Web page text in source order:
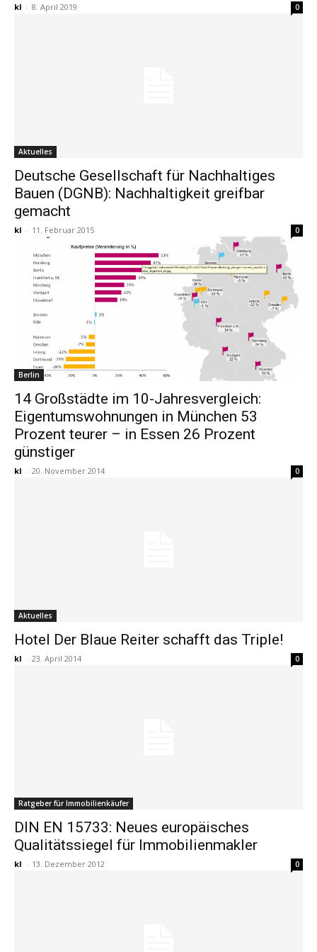
kl - 8. April 2019 0
Aktuelles
Deutsche Gesellschaft für Nachhaltiges
Bauen (DGNB): Nachhaltigkeit greifbar
gemacht
kl - 11. Februar 2015 0
Berlin
14 Großstädte im 10-Jahresvergleich:
Eigentumswohnungen in München 53
Prozent teurer – in Essen 26 Prozent
günstiger
kl - 20. November 2014 0
Aktuelles
Hotel Der Blaue Reiter schafft das Triple!
kl - 23. April 2014 0
Ratgeber für Immobilienkäufer
DIN EN 15733: Neues europäisches
Qualitätssiegel für Immobilienmakler
kl - 13. Dezember 2012 0